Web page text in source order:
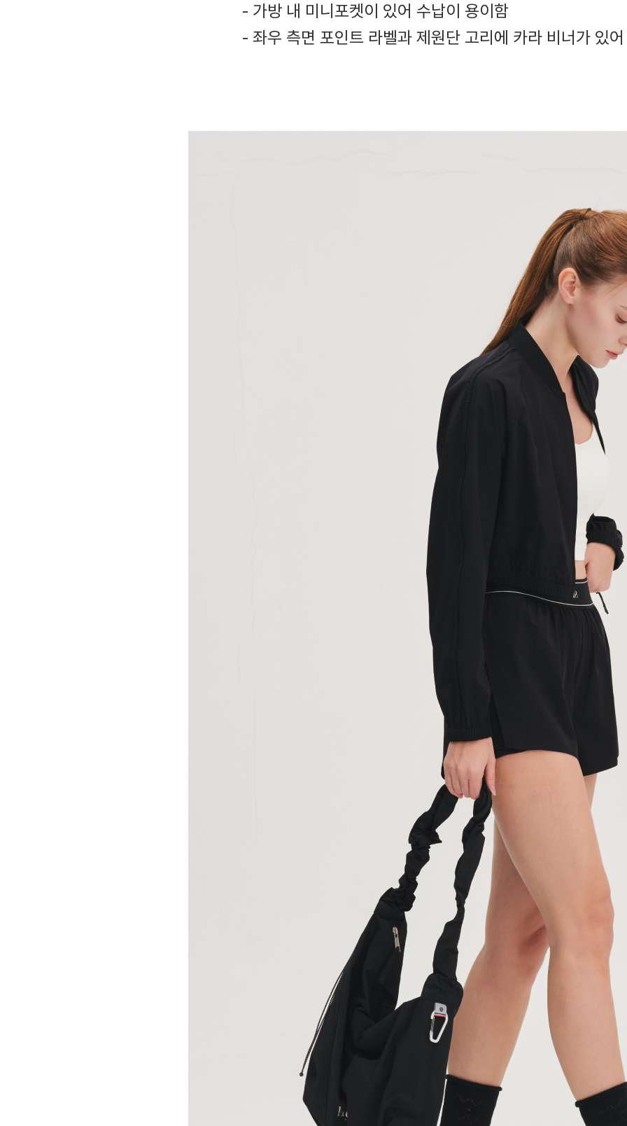
- 가방 내 미니포켓이 있어 수납이 용이함
- 좌우 측면 포인트 라벨과 제원단 고리에 카라 비너가 있